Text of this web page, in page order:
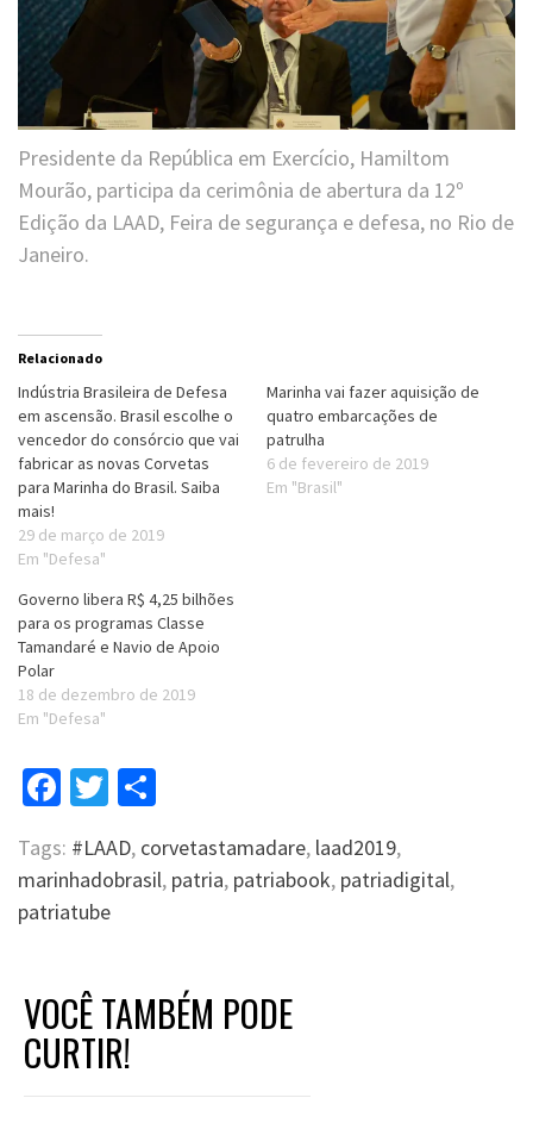
Presidente da República em Exercício, Hamiltom
Mourão, participa da cerimônia de abertura da 12º
Edição da LAAD, Feira de segurança e defesa, no Rio de
Janeiro.
Relacionado
Indústria Brasileira de Defesa
em ascensão. Brasil escolhe o
vencedor do consórcio que vai
fabricar as novas Corvetas
para Marinha do Brasil. Saiba
mais!
29 de março de 2019
Em "Defesa"
Marinha vai fazer aquisição de
quatro embarcações de
patrulha
6 de fevereiro de 2019
Em "Brasil"
Governo libera R$ 4,25 bilhões
para os programas Classe
Tamandaré e Navio de Apoio
Polar
18 de dezembro de 2019
Em "Defesa"
Facebook
Twitter
Tags: #LAAD, corvetastamadare, laad2019,
marinhadobrasil, patria, patriabook, patriadigital,
patriatube
VOCÊ TAMBÉM PODE
CURTIR!